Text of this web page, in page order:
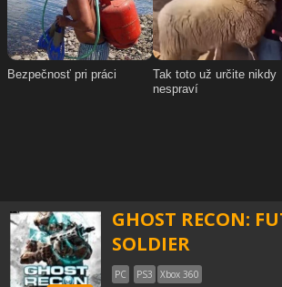
GHOST RECON:
SOLDIER
PC PS3 Xbox 360